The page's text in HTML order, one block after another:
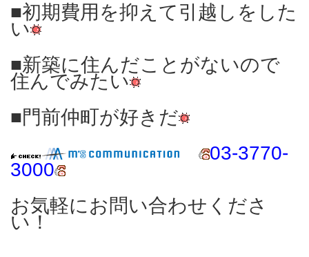
■初期費用を抑えて引越しをした
い
■新築に住んだことがないので
住んでみたい
■門前仲町が好きだ
03-3770-
3000
お気軽にお問い合わせくださ
い！